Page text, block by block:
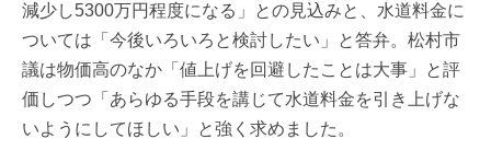
減少し5300万円程度になる」との見込みと、水道料金に
ついては「今後いろいろと検討したい」と答弁。松村市
議は物価高のなか「値上げを回避したことは大事」と評
価しつつ「あらゆる手段を講じて水道料金を引き上げな
いようにしてほしい」と強く求めました。